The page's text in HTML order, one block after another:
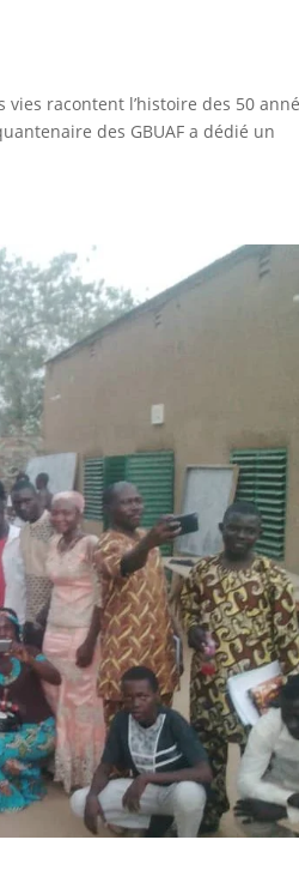
vies racontent l’histoire des 50
des GBUAF a dédié un